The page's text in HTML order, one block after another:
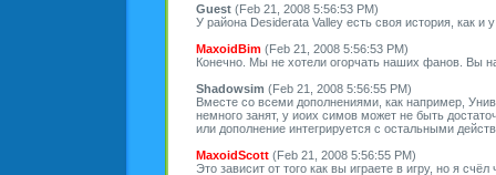
Guest (Feb 21, 2008 5:56:53 PM)
У района Desiderata Valley есть своя история, как и
MaxoidBim (Feb 21, 2008 5:56:53 PM)
Конечно. Мы не хотели огорчать наших фанов. Вы
Shadowsim (Feb 21, 2008 5:56:55 PM)
Вместе со всеми дополнениями, как например,
немного занят, у иоих симов может не быть
или дополнение интегрируется с остальными
MaxoidScott (Feb 21, 2008 5:56:55 PM)
Это зависит от того как вы играете в игру, но я